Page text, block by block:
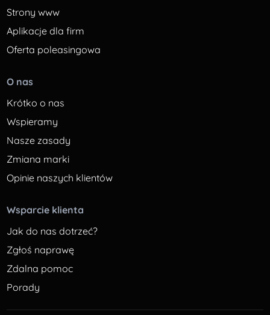
Strony www
Aplikacje dla firm
Oferta poleasingowa
O nas
Krótko o nas
Wspieramy
Nasze zasady
Zmiana marki
Opinie naszych klientów
Wsparcie klienta
Jak do nas dotrzeć?
Zgłoś naprawę
Zdalna pomoc
Porady